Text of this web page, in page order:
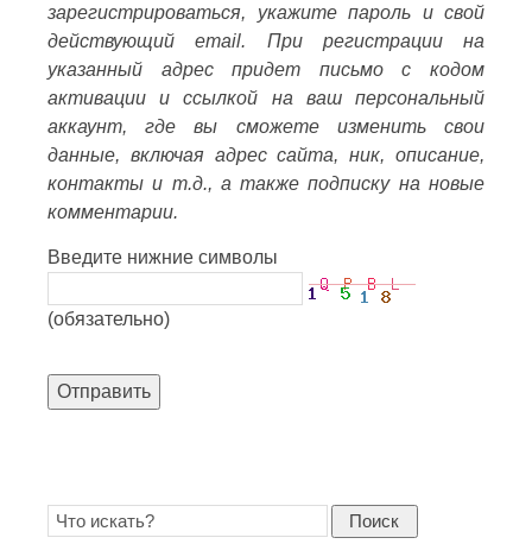
зарегистрироваться, укажите пароль и свой
действующий email. При регистрации на
указанный адрес придет письмо с кодом
активации и ссылкой на ваш персональный
аккаунт, где вы сможете изменить свои
данные, включая адрес сайта, ник, описание,
контакты и т.д., а также подписку на новые
комментарии.
Введите нижние символы
(обязательно)
Отправить
Поиск